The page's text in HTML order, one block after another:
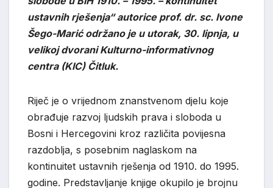
ustavnih rješenja“ autorice prof. dr. sc. Ivone
Šego-Marić održano je u utorak, 30. lipnja, u
velikoj dvorani Kulturno-informativnog
centra (KIC) Čitluk.
Riječ je o vrijednom znanstvenom djelu koje
obrađuje razvoj ljudskih prava i sloboda u
Bosni i Hercegovini kroz različita povijesna
razdoblja, s posebnim naglaskom na
kontinuitet ustavnih rješenja od 1910. do 1995.
godine. Predstavljanje knjige okupilo je brojnu